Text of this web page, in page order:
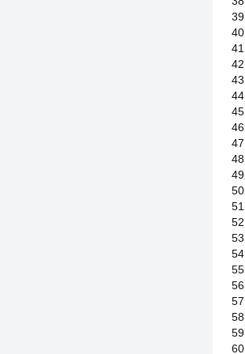
39
40
41
42
43
44
45
46
47
48
49
50
51
52
53
54
55
56
57
58
59
60